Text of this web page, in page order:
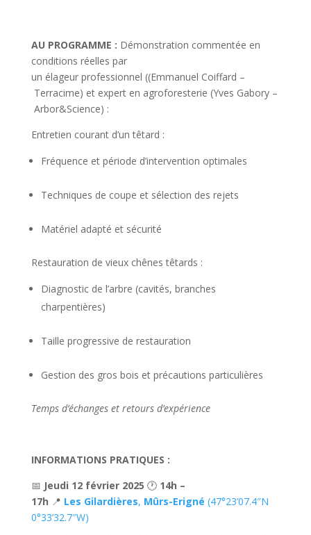
AU PROGRAMME : Démonstration commentée en
conditions réelles par
un élageur professionnel ((Emmanuel Coiffard –
Terracime) et expert en agroforesterie (Yves Gabory –
Arbor&Science) :
Entretien courant d’un têtard :
Fréquence et période d’intervention optimales
Techniques de coupe et sélection des rejets
Matériel adapté et sécurité
Restauration de vieux chênes têtards :
Diagnostic de l’arbre (cavités, branches
charpentières)
Taille progressive de restauration
Gestion des gros bois et précautions particulières
Temps d’échanges et retours d’expérience
INFORMATIONS PRATIQUES :
📅 Jeudi 12 février 2025 🕐 14h –
17h 📍 Les Gilardières, Mûrs-Erigné (47°23’07.4″N
0°33’32.7″W)